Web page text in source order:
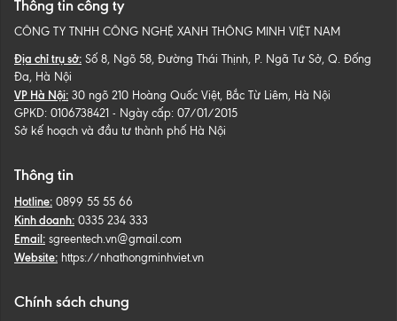
Thông tin công ty
CÔNG TY TNHH CÔNG NGHỆ XANH THÔNG MINH VIỆT NAM
Địa chỉ trụ sở: Số 8, Ngõ 58, Đường Thái Thịnh, P. Ngã Tư Sở, Q. Đống
Đa, Hà Nội
VP Hà Nội: 30 ngõ 210 Hoàng Quốc Việt, Bắc Từ Liêm, Hà Nội
GPKD: 0106738421 - Ngày cấp: 07/01/2015
Sở kế hoạch và đầu tư thành phố Hà Nội
Thông tin
Hotline: 0899 55 55 66
Kinh doanh: 0335 234 333
Email: sgreentech.vn@gmail.com
Website: https://nhathongminhviet.vn
Chính sách chung